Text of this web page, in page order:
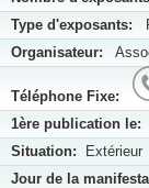
Type d'exposants:
Organisateur:
Téléphone Fixe:
1ère publication le:
Situation: Extérieur
Jour de la